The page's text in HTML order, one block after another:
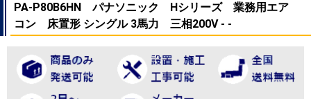
PA-P80B6HN パナソニック Hシリーズ 業務用エア
コン 床置形 シングル 3馬力 三相200V - -